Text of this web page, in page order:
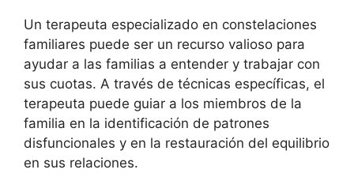
Un terapeuta especializado en constelaciones
familiares puede ser un recurso valioso para
ayudar a las familias a entender y trabajar con
sus cuotas. A través de técnicas específicas, el
terapeuta puede guiar a los miembros de la
familia en la identificación de patrones
disfuncionales y en la restauración del equilibrio
en sus relaciones.